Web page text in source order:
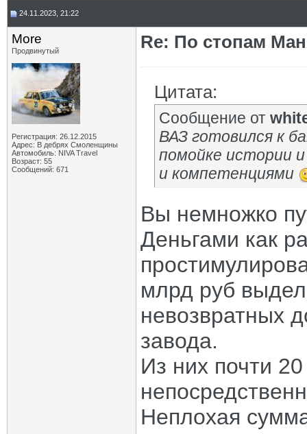
24.11.2023, 21:22
More
Продвинутый
Регистрация: 26.12.2015
Адрес: В дебрях Смоленщины
Автомобиль: NIVA Travel
Возраст: 55
Сообщений: 671
Re: По стопам
Цитата:
Сообщение от
ВАЗ готовился к
помойке истории
и компетенциями
Вы немножко
Деньгами как
млрд руб
невозвратных
завода.
Из них почти
Неплохая